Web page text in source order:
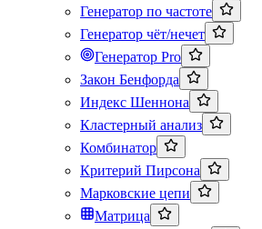
Генератор по частоте
Генератор чёт/нечет
Генератор Pro
Закон Бенфорда
Индекс Шеннона
Кластерный анализ
Комбинатор
Критерий Пирсона
Марковские цепи
Матрица